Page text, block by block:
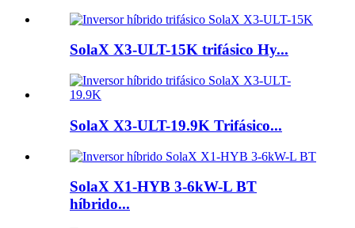
SolaX X3-ULT-15K trifásico Hy...
SolaX X3-ULT-19.9K Trifásico...
SolaX X1-HYB 3-6kW-L BT
híbrido...